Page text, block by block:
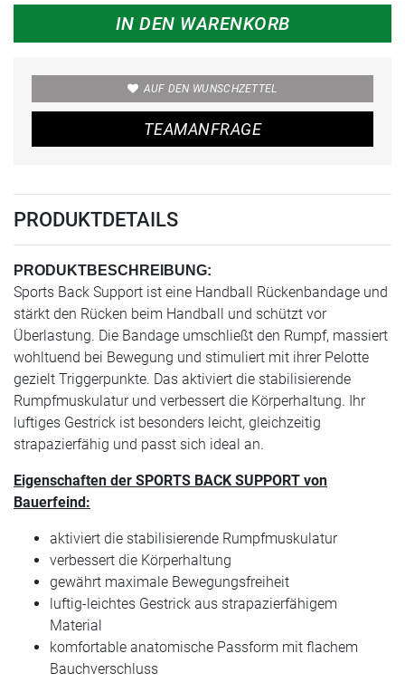
IN DEN WARENKORB
AUF DEN WUNSCHZETTEL
TEAMANFRAGE
PRODUKTDETAILS
PRODUKTBESCHREIBUNG:
Sports Back Support ist eine Handball Rückenbandage und
stärkt den Rücken beim Handball und schützt vor
Überlastung. Die Bandage umschließt den Rumpf, massiert
wohltuend bei Bewegung und stimuliert mit ihrer Pelotte
gezielt Triggerpunkte. Das aktiviert die stabilisierende
Rumpfmuskulatur und verbessert die Körperhaltung. Ihr
luftiges Gestrick ist besonders leicht, gleichzeitig
strapazierfähig und passt sich ideal an.
Eigenschaften der SPORTS BACK SUPPORT von
Bauerfeind:
aktiviert die stabilisierende Rumpfmuskulatur
verbessert die Körperhaltung
gewährt maximale Bewegungsfreiheit
luftig-leichtes Gestrick aus strapazierfähigem
Material
komfortable anatomische Passform mit flachem
Bauchverschluss